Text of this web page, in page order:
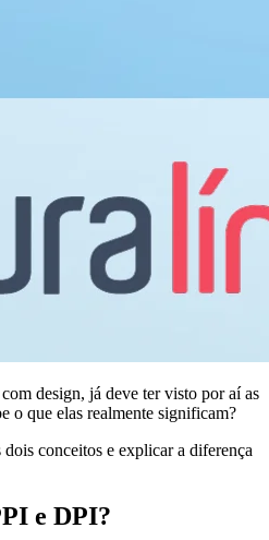
design, já deve ter visto por aí as
o que elas realmente significam?
conceitos e explicar a diferença
e DPI?